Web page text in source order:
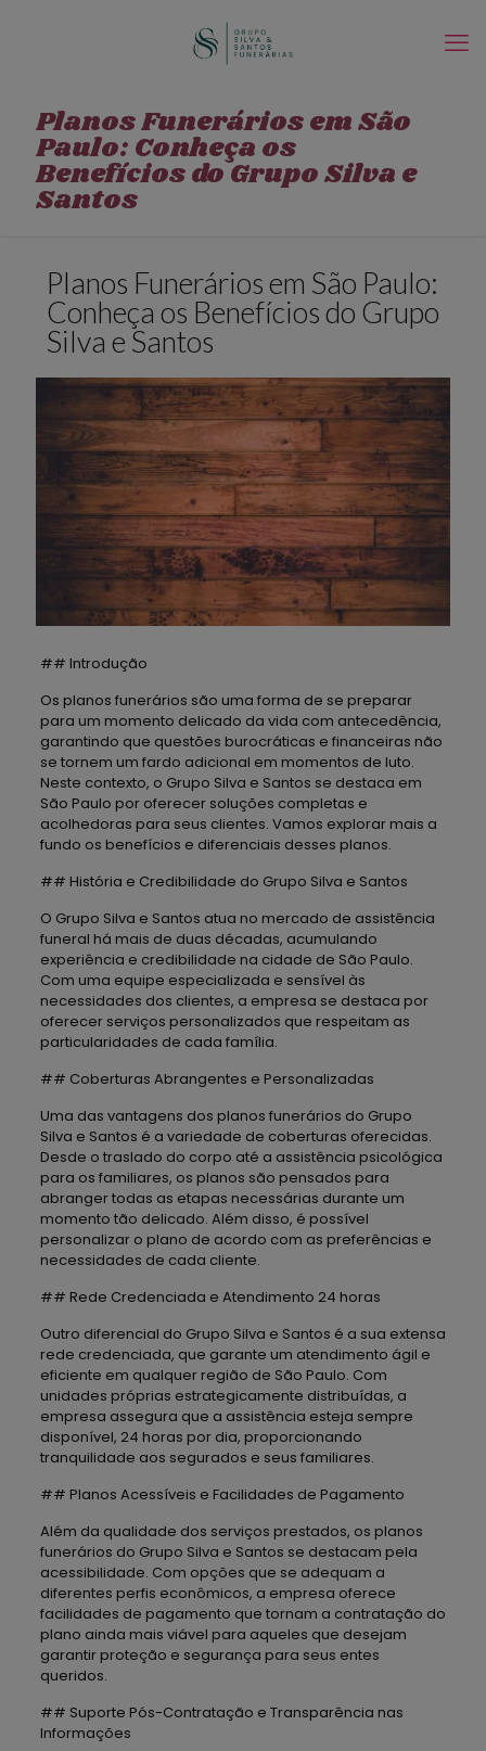
Planos Funerários em São
Paulo: Conheça os
Benefícios do Grupo Silva e
Santos
Planos Funerários em São Paulo:
Conheça os Benefícios do Grupo
Silva e Santos
## Introdução
Os planos funerários são uma forma de se preparar
para um momento delicado da vida com antecedência,
garantindo que questões burocráticas e financeiras não
se tornem um fardo adicional em momentos de luto.
Neste contexto, o Grupo Silva e Santos se destaca em
São Paulo por oferecer soluções completas e
acolhedoras para seus clientes. Vamos explorar mais a
fundo os benefícios e diferenciais desses planos.
## História e Credibilidade do Grupo Silva e Santos
O Grupo Silva e Santos atua no mercado de assistência
funeral há mais de duas décadas, acumulando
experiência e credibilidade na cidade de São Paulo.
Com uma equipe especializada e sensível às
necessidades dos clientes, a empresa se destaca por
oferecer serviços personalizados que respeitam as
particularidades de cada família.
## Coberturas Abrangentes e Personalizadas
Uma das vantagens dos planos funerários do Grupo
Silva e Santos é a variedade de coberturas oferecidas.
Desde o traslado do corpo até a assistência psicológica
para os familiares, os planos são pensados para
abranger todas as etapas necessárias durante um
momento tão delicado. Além disso, é possível
personalizar o plano de acordo com as preferências e
necessidades de cada cliente.
## Rede Credenciada e Atendimento 24 horas
Outro diferencial do Grupo Silva e Santos é a sua extensa
rede credenciada, que garante um atendimento ágil e
eficiente em qualquer região de São Paulo. Com
unidades próprias estrategicamente distribuídas, a
empresa assegura que a assistência esteja sempre
disponível, 24 horas por dia, proporcionando
tranquilidade aos segurados e seus familiares.
## Planos Acessíveis e Facilidades de Pagamento
Além da qualidade dos serviços prestados, os planos
funerários do Grupo Silva e Santos se destacam pela
acessibilidade. Com opções que se adequam a
diferentes perfis econômicos, a empresa oferece
facilidades de pagamento que tornam a contratação do
plano ainda mais viável para aqueles que desejam
garantir proteção e segurança para seus entes
queridos.
## Suporte Pós-Contratação e Transparência nas
Informações